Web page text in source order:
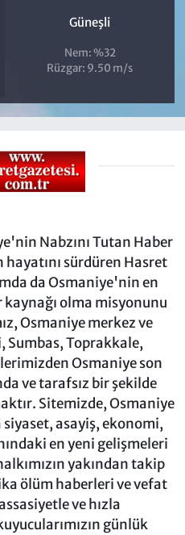
Güneşli
Nem: %32
Rüzgar: 9.50 m/s
Nabzını Tutan Haber
hayatını sürdüren Hasret
da Osmaniye'nin en
olma misyonunu
Osmaniye merkez ve
Sumbas, Toprakkale,
Osmaniye son
ve tarafsız bir şekilde
Sitemizde, Osmaniye
asayiş, ekonomi,
en yeni gelişmeleri
yakından takip
ölüm haberleri ve vefat
ve hızla
günlük